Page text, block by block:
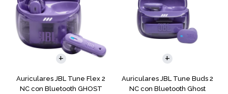
Auriculares JBL Tune Flex 2
NC con Bluetooth GHOST
Auriculares JBL Tune Buds 2
NC con Bluetooth Ghost